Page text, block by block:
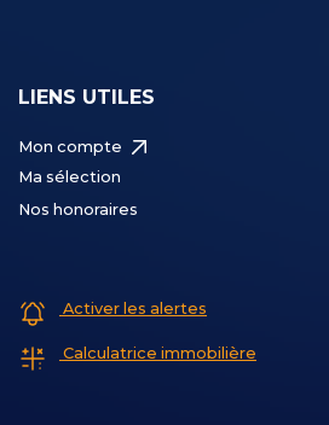
LIENS UTILES
Mon compte
Ma sélection
Nos honoraires
Activer les alertes
Calculatrice immobilière